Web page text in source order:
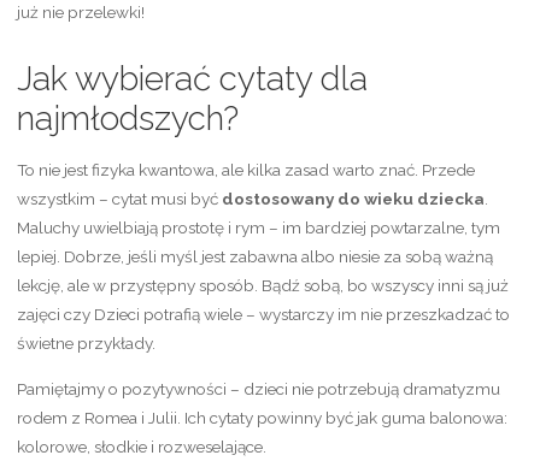
już nie przelewki!
Jak wybierać cytaty dla
najmłodszych?
To nie jest fizyka kwantowa, ale kilka zasad warto znać. Przede
wszystkim – cytat musi być dostosowany do wieku dziecka.
Maluchy uwielbiają prostotę i rym – im bardziej powtarzalne, tym
lepiej. Dobrze, jeśli myśl jest zabawna albo niesie za sobą ważną
lekcję, ale w przystępny sposób. Bądź sobą, bo wszyscy inni są już
zajęci czy Dzieci potrafią wiele – wystarczy im nie przeszkadzać to
świetne przykłady.
Pamiętajmy o pozytywności – dzieci nie potrzebują dramatyzmu
rodem z Romea i Julii. Ich cytaty powinny być jak guma balonowa:
kolorowe, słodkie i rozweselające.